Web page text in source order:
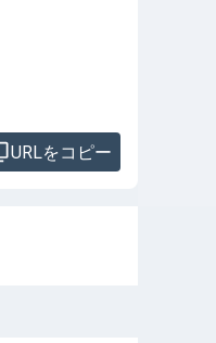
URLをコピー